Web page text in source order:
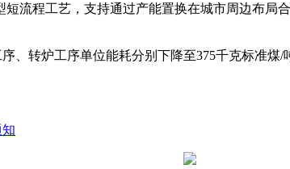
流程工艺，支持通过产能置换在城市周边布局
、转炉工序单位能耗分别下降至375千克标准